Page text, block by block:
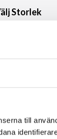
till
Storlek